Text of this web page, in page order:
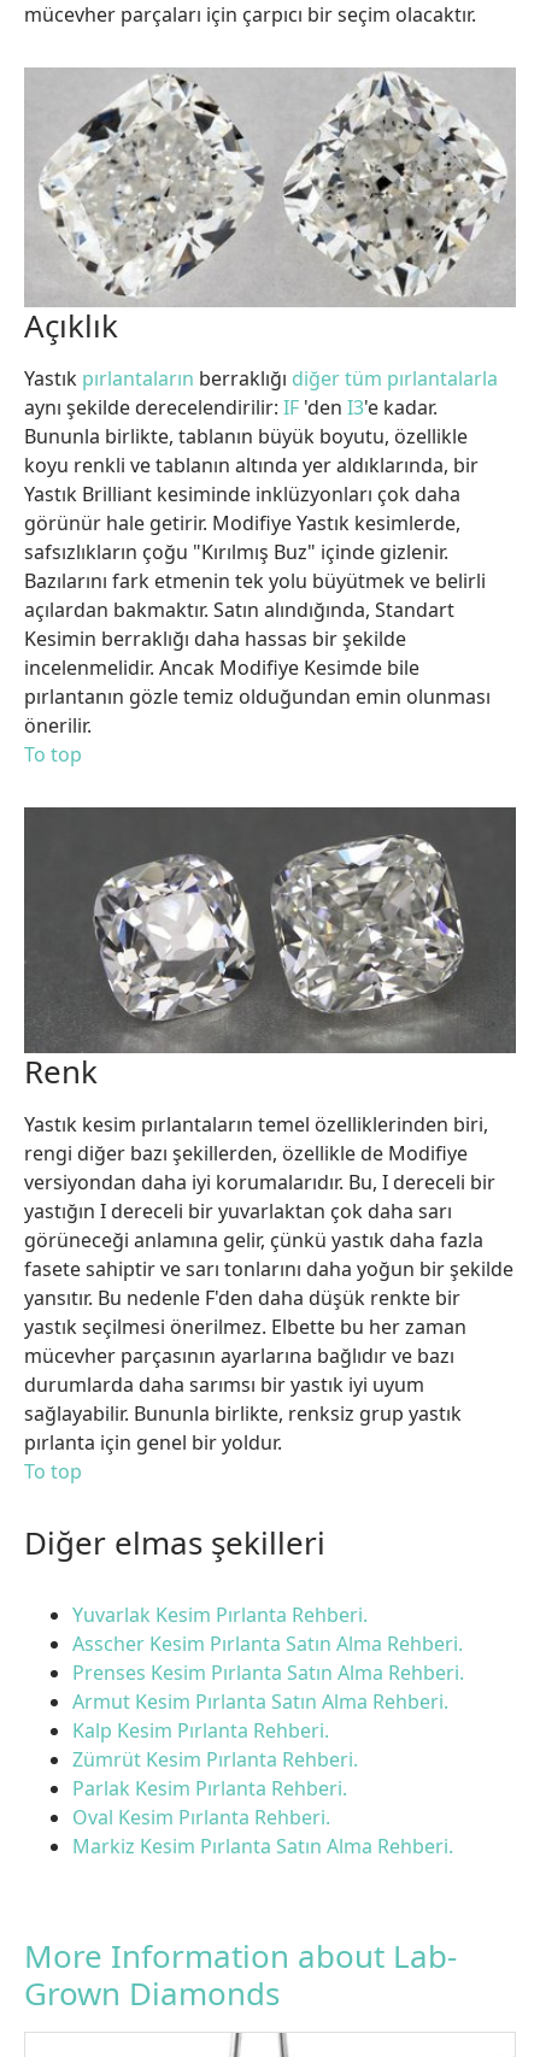
mücevher parçaları için çarpıcı bir seçim olacaktır.
Açıklık
Yastık pırlantaların berraklığı diğer tüm pırlantalarla
aynı şekilde derecelendirilir: IF 'den I3'e kadar.
Bununla birlikte, tablanın büyük boyutu, özellikle
koyu renkli ve tablanın altında yer aldıklarında, bir
Yastık Brilliant kesiminde inklüzyonları çok daha
görünür hale getirir. Modifiye Yastık kesimlerde,
safsızlıkların çoğu "Kırılmış Buz" içinde gizlenir.
Bazılarını fark etmenin tek yolu büyütmek ve belirli
açılardan bakmaktır. Satın alındığında, Standart
Kesimin berraklığı daha hassas bir şekilde
incelenmelidir. Ancak Modifiye Kesimde bile
pırlantanın gözle temiz olduğundan emin olunması
önerilir.
To top
Renk
Yastık kesim pırlantaların temel özelliklerinden biri,
rengi diğer bazı şekillerden, özellikle de Modifiye
versiyondan daha iyi korumalarıdır. Bu, I dereceli bir
yastığın I dereceli bir yuvarlaktan çok daha sarı
görüneceği anlamına gelir, çünkü yastık daha fazla
fasete sahiptir ve sarı tonlarını daha yoğun bir şekilde
yansıtır. Bu nedenle F'den daha düşük renkte bir
yastık seçilmesi önerilmez. Elbette bu her zaman
mücevher parçasının ayarlarına bağlıdır ve bazı
durumlarda daha sarımsı bir yastık iyi uyum
sağlayabilir. Bununla birlikte, renksiz grup yastık
pırlanta için genel bir yoldur.
To top
Diğer elmas şekilleri
Yuvarlak Kesim Pırlanta Rehberi.
Asscher Kesim Pırlanta Satın Alma Rehberi.
Prenses Kesim Pırlanta Satın Alma Rehberi.
Armut Kesim Pırlanta Satın Alma Rehberi.
Kalp Kesim Pırlanta Rehberi.
Zümrüt Kesim Pırlanta Rehberi.
Parlak Kesim Pırlanta Rehberi.
Oval Kesim Pırlanta Rehberi.
Markiz Kesim Pırlanta Satın Alma Rehberi.
More Information about Lab-
Grown Diamonds